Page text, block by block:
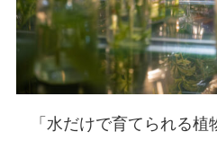
「水だけで育てられる植